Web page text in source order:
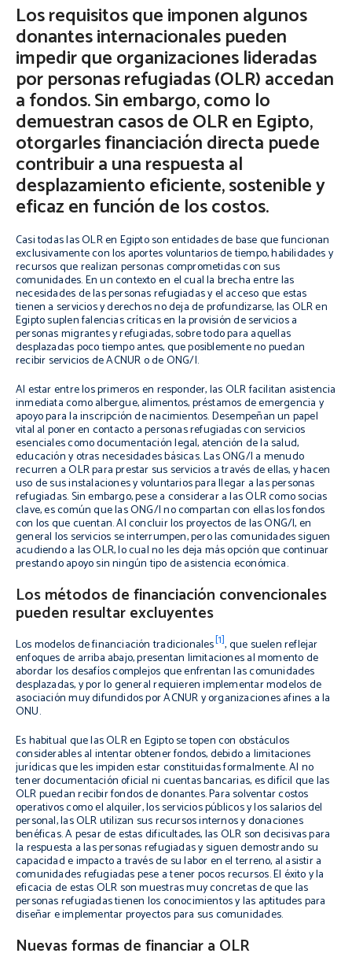
Los requisitos que imponen algunos
donantes internacionales pueden
impedir que organizaciones lideradas
por personas refugiadas (OLR) accedan
a fondos. Sin embargo, como lo
demuestran casos de OLR en Egipto,
otorgarles financiación directa puede
contribuir a una respuesta al
desplazamiento eficiente, sostenible y
eficaz en función de los costos.
Casi todas las OLR en Egipto son entidades de base que funcionan
exclusivamente con los aportes voluntarios de tiempo, habilidades y
recursos que realizan personas comprometidas con sus
comunidades. En un contexto en el cual la brecha entre las
necesidades de las personas refugiadas y el acceso que estas
tienen a servicios y derechos no deja de profundizarse, las OLR en
Egipto suplen falencias críticas en la provisión de servicios a
personas migrantes y refugiadas, sobre todo para aquellas
desplazadas poco tiempo antes, que posiblemente no puedan
recibir servicios de ACNUR o de ONG/I.
Al estar entre los primeros en responder, las OLR facilitan asistencia
inmediata como albergue, alimentos, préstamos de emergencia y
apoyo para la inscripción de nacimientos. Desempeñan un papel
vital al poner en contacto a personas refugiadas con servicios
esenciales como documentación legal, atención de la salud,
educación y otras necesidades básicas. Las ONG/I a menudo
recurren a OLR para prestar sus servicios a través de ellas, y hacen
uso de sus instalaciones y voluntarios para llegar a las personas
refugiadas. Sin embargo, pese a considerar a las OLR como socias
clave, es común que las ONG/I no compartan con ellas los fondos
con los que cuentan. Al concluir los proyectos de las ONG/I, en
general los servicios se interrumpen, pero las comunidades siguen
acudiendo a las OLR, lo cual no les deja más opción que continuar
prestando apoyo sin ningún tipo de asistencia económica.
Los métodos de financiación convencionales
pueden resultar excluyentes
Los modelos de financiación tradicionales[1], que suelen reflejar
enfoques de arriba abajo, presentan limitaciones al momento de
abordar los desafíos complejos que enfrentan las comunidades
desplazadas, y por lo general requieren implementar modelos de
asociación muy difundidos por ACNUR y organizaciones afines a la
ONU.
Es habitual que las OLR en Egipto se topen con obstáculos
considerables al intentar obtener fondos, debido a limitaciones
jurídicas que les impiden estar constituidas formalmente. Al no
tener documentación oficial ni cuentas bancarias, es difícil que las
OLR puedan recibir fondos de donantes. Para solventar costos
operativos como el alquiler, los servicios públicos y los salarios del
personal, las OLR utilizan sus recursos internos y donaciones
benéficas. A pesar de estas dificultades, las OLR son decisivas para
la respuesta a las personas refugiadas y siguen demostrando su
capacidad e impacto a través de su labor en el terreno, al asistir a
comunidades refugiadas pese a tener pocos recursos. El éxito y la
eficacia de estas OLR son muestras muy concretas de que las
personas refugiadas tienen los conocimientos y las aptitudes para
diseñar e implementar proyectos para sus comunidades.
Nuevas formas de financiar a OLR